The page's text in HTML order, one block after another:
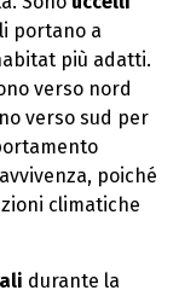
portano a
più adatti.
verso nord
verso sud per
poiché
climatiche
durante la